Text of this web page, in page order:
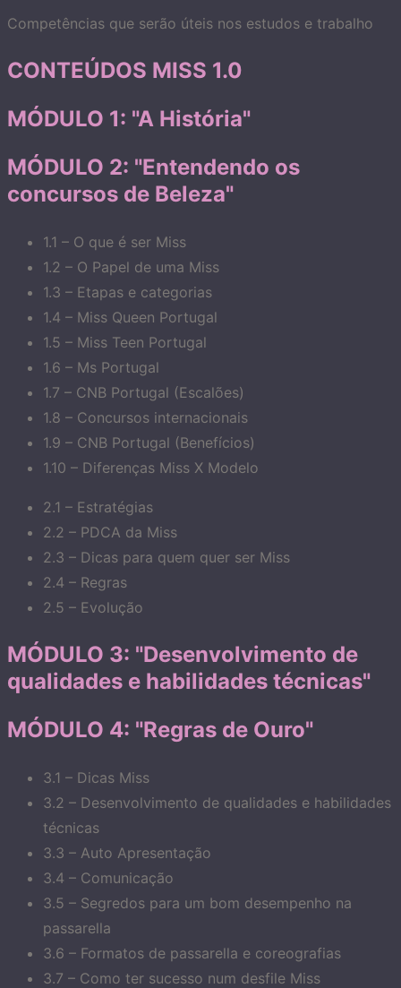
Competências que serão úteis nos estudos e trabalho
CONTEÚDOS MISS 1.0
MÓDULO 1: "A História"
MÓDULO 2: "Entendendo os
concursos de Beleza"
1.1 – O que é ser Miss
1.2 – O Papel de uma Miss
1.3 – Etapas e categorias
1.4 – Miss Queen Portugal
1.5 – Miss Teen Portugal
1.6 – Ms Portugal
1.7 – CNB Portugal (Escalões)
1.8 – Concursos internacionais
1.9 – CNB Portugal (Benefícios)
1.10 – Diferenças Miss X Modelo
2.1 – Estratégias
2.2 – PDCA da Miss
2.3 – Dicas para quem quer ser Miss
2.4 – Regras
2.5 – Evolução
MÓDULO 3: "Desenvolvimento de
qualidades e habilidades técnicas"
MÓDULO 4: "Regras de Ouro"
3.1 – Dicas Miss
3.2 – Desenvolvimento de qualidades e habilidades
técnicas
3.3 – Auto Apresentação
3.4 – Comunicação
3.5 – Segredos para um bom desempenho na
passarella
3.6 – Formatos de passarella e coreografias
3.7 – Como ter sucesso num desfile Miss